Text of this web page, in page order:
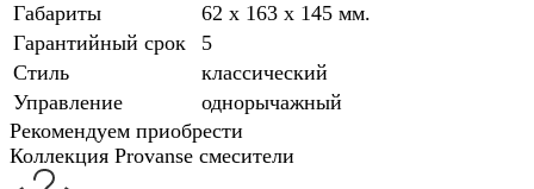
Габариты
62 x 163 x 145 мм.
Гарантийный срок
5
Стиль
классический
Управление
однорычажный
Рекомендуем приобрести
Коллекция Provanse смесители